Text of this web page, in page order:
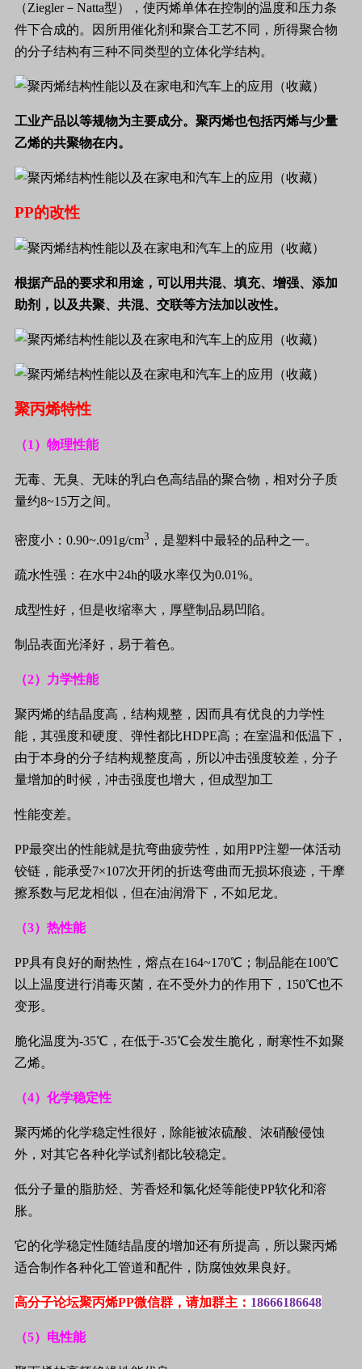
（Ziegler－ Natta型），使丙烯单体在控制的温度和压力条
件下合成的。因所用催化剂和聚合工艺不同，所得聚合物
的分子结构有三种不同类型的立体化学结构。
工业产品以等规物为主要成分。聚丙烯也包括丙烯与少量
乙烯的共聚物在内。
PP的改性
根据产品的要求和用途，可以用共混、填充、增强、添加
助剂，以及共聚、共混、交联等方法加以改性。
聚丙烯特性
（1 ）物理性能
无毒、无臭、无味的乳白色高结晶的聚合物，相对分子质
量约8~15万之间。
密度小： 0.90~.091g/cm3 ，是塑料中最轻的品种之一。
疏水性强：在水中24h的吸水率仅为0.01%。
成型性好，但是收缩率大，厚壁制品易凹陷。
制品表面光泽好，易于着色。
（2）力学性能
聚丙烯的结晶度高，结构规整，因而具有优良的力学性
能，其强度和硬度、弹性都比HDPE高；在室温和低温下，
由于本身的分子结构规整度高，所以冲击强度较差，分子
量增加的时候，冲击强度也增大，但成型加工
性能变差。
PP最突出的性能就是抗弯曲疲劳性，如用PP注塑一体活动
铰链，能承受7×107次开闭的折迭弯曲而无损坏痕迹，干摩
擦系数与尼龙相似，但在油润滑下，不如尼龙。
（3）热性能
PP具有良好的耐热性，熔点在164~170℃ ；制品能在100℃
以上温度进行消毒灭菌，在不受外力的作用下， 150℃也不
变形。
脆化温度为-35℃ ，在低于-35℃会发生脆化，耐寒性不如聚
乙烯。
（4）化学稳定性
聚丙烯的化学稳定性很好，除能被浓硫酸、浓硝酸侵蚀
外，对其它各种化学试剂都比较稳定。
低分子量的脂肪烃、芳香烃和氯化烃等能使PP软化和溶
胀。
它的化学稳定性随结晶度的增加还有所提高，所以聚丙烯
适合制作各种化工管道和配件，防腐蚀效果良好。
高分子论坛聚丙烯PP微信群，请加群主： 18666186648
（5）电性能